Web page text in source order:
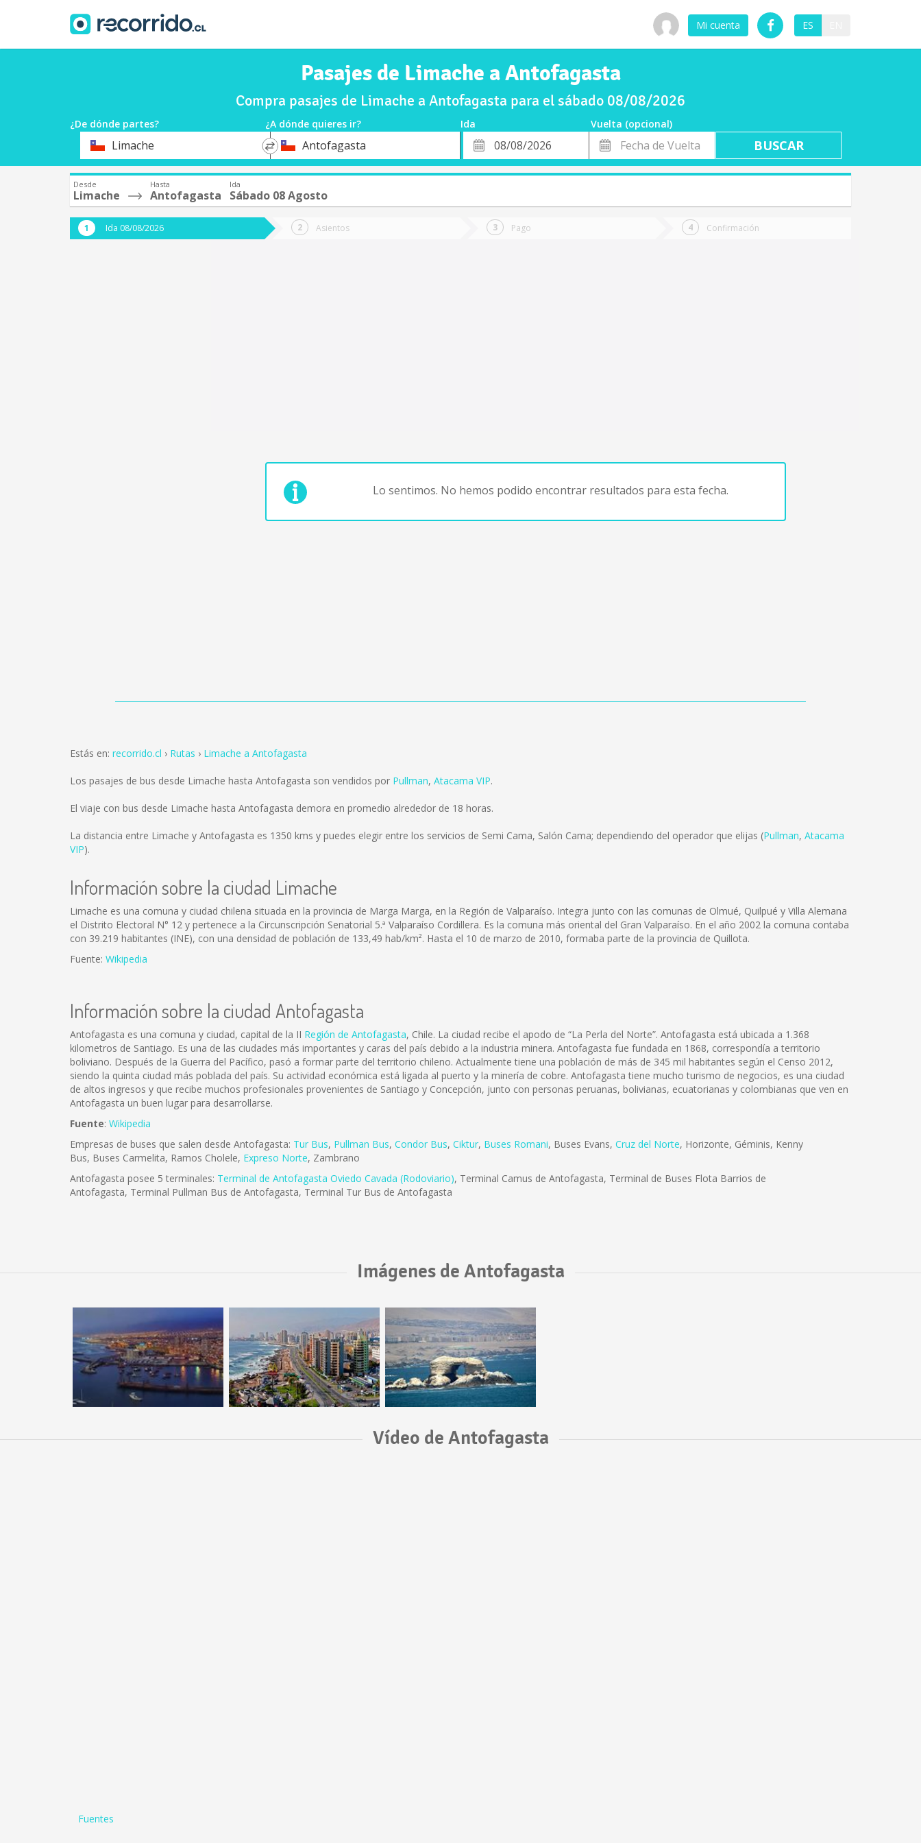
Mi cuenta ES
Pasajes de Limache a Antofagasta
Compra pasajes de Limache a Antofagasta para el sábado 08/08/2026
¿De dónde partes? ¿A dónde quieres ir? Ida
Vuelta (opcional)
OrigenLimache
*
DestinoAntofagasta
Fecha
de
Fecha
de
Vuelta
Desde
Limache
Hasta
Antofagasta
Ida
Sábado 08 Agosto
Ida 08/08/2026 Asientos Pago Confirmación
Lo sentimos. No hemos podido encontrar resultados para esta fecha.
Estás en: recorrido.cl Rutas Limache a Antofagasta
Los pasajes de bus desde Limache hasta Antofagasta son vendidos por Pullman, Atacama VIP.
El viaje con bus desde Limache hasta Antofagasta demora en promedio alrededor de 18 horas.
La distancia entre Limache y Antofagasta es 1350 kms y puedes elegir entre los servicios de Semi Cama, Salón Cama; dependiendo del operador que elijas (Pullman, Atacama
VIP).
Información sobre la ciudad Limache
Limache es una comuna y ciudad chilena situada en la provincia de Marga Marga, en la Región de Valparaíso. Integra junto con las comunas de Olmué, Quilpué y Villa Alemana
el Distrito Electoral N° 12 y pertenece a la Circunscripción Senatorial 5.ª Valparaíso Cordillera. Es la comuna más oriental del Gran Valparaíso. En el año 2002 la comuna contaba
con 39.219 habitantes (INE), con una densidad de población de 133,49 hab/km². Hasta el 10 de marzo de 2010, formaba parte de la provincia de Quillota.
Fuente: Wikipedia
Información sobre la ciudad Antofagasta
Antofagasta es una comuna y ciudad, capital de la II Región de Antofagasta, Chile. La ciudad recibe el apodo de “La Perla del Norte”. Antofagasta está ubicada a 1.368
kilometros de Santiago. Es una de las ciudades más importantes y caras del país debido a la industria minera. Antofagasta fue fundada en 1868, correspondía a territorio
boliviano. Después de la Guerra del Pacífico, pasó a formar parte del territorio chileno. Actualmente tiene una población de más de 345 mil habitantes según el Censo 2012,
siendo la quinta ciudad más poblada del país. Su actividad económica está ligada al puerto y la minería de cobre. Antofagasta tiene mucho turismo de negocios, es una ciudad
de altos ingresos y que recibe muchos profesionales provenientes de Santiago y Concepción, junto con personas peruanas, bolivianas, ecuatorianas y colombianas que ven en
Antofagasta un buen lugar para desarrollarse.
Fuente: Wikipedia
Empresas de buses que salen desde Antofagasta: Tur Bus, Pullman Bus, Condor Bus, Ciktur, Buses Romani, Buses Evans, Cruz del Norte, Horizonte, Géminis, Kenny
Bus, Buses Carmelita, Ramos Cholele, Expreso Norte, Zambrano
Antofagasta posee 5 terminales: Terminal de Antofagasta Oviedo Cavada (Rodoviario), Terminal Camus de Antofagasta, Terminal de Buses Flota Barrios de
Antofagasta, Terminal Pullman Bus de Antofagasta, Terminal Tur Bus de Antofagasta
Imágenes de Antofagasta
Vídeo de Antofagasta
Fuentes